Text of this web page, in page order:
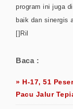
program ini juga
baik dan sinergis
[]Ril
Baca :
» H-17, 51
Pacu Jalur